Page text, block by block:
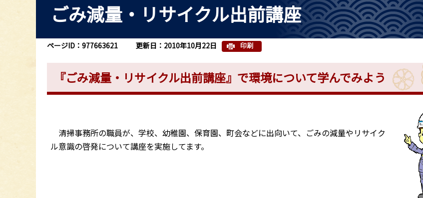
こ
ごみ減量・リサイクル出前講座
ページID：977663621 更新日：2010年10月22日 印刷
『ごみ減量・リサイクル出前講座』で環境について学んでみよう
清掃事務所の職員が、学校、幼稚園、保育園、町会などに出向いて、ごみの減量やリサイク
ル意識の啓発について講座を実施してます。